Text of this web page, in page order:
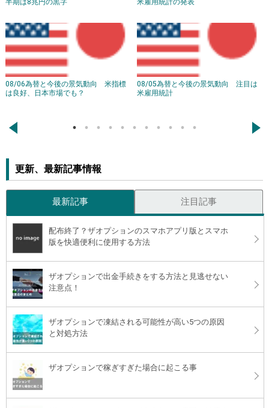
半期は8兆円の黒字
米雇用統計の発表
08/06為替と今後の景気動向 米指標
は良好、日本市場でも？
08/05為替と今後の景気動向 注目は
米雇用統計
← →
更新、最新記事情報
最新記事 注目記事
配布終了？ザオプションのスマホアプリ版とスマホ
版を快適便利に使用する方法
ザオプションで出金手続きをする方法と見逃せない
注意点！
ザオプションで凍結される可能性が高い5つの原因
と対処方法
ザオプションで稼ぎすぎた場合に起こる事